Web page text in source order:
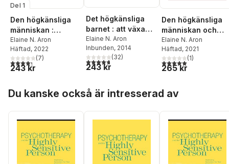
Del 1
Den högkänsliga
människan :
konsten att må bra
i en
överväldigande
värld
Elaine N. Aron
Häftad, 2022
4,3utav 5 stjärnor. Totalt antal röster:
(7)
243 kr
Det högkänsliga
barnet : att växa
och må bra i en
överväldigande
värld
Elaine N. Aron
Inbunden, 2014
4,7utav 5 stjärnor. Totalt antal röster:
(32)
243 kr
Den högkänsliga
människan och
kärleken : låt
kärleken bli din
i en
överväldigande
Elaine N. Aron
Häftad, 2021
5,0utav 5 stjärnor.
(1)
265 kr
Du kanske också är intresserad av